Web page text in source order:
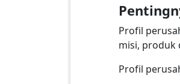
Profil
misi, produk
Profil